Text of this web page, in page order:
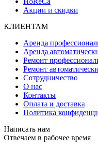
Акции и скидки
КЛИЕНТАМ
Аренда
Аренда
Ремонт
Ремонт
Сотрудничество
О нас
Контакты
Оплата и доставка
Политика
Написать нам
Отвечаем в рабочее время